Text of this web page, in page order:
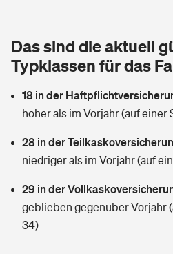
Rentenrechner: Wie viel Geld
Wer versichert was: Jetzt
Vermieterrrechtsschutz
Mietkautionsversicherung
Zur Übersicht
Tools
Kinderunfall­ver­si­che­rung
Reiseversicherung
Pferdehalter-Haftpflicht
Handyversicherung
Tierkrankenversicherung
Zur Übersicht
Tools
Wer versichert was: Jetzt
Sie haben Fragen?
Das sind die aktuell
Typklassen für das
18 in der
höher als im Vorjahr (auf einer
28 in der
niedriger als im Vorjahr (auf
29 in der
geblieben gegenüber Vorjahr
34)